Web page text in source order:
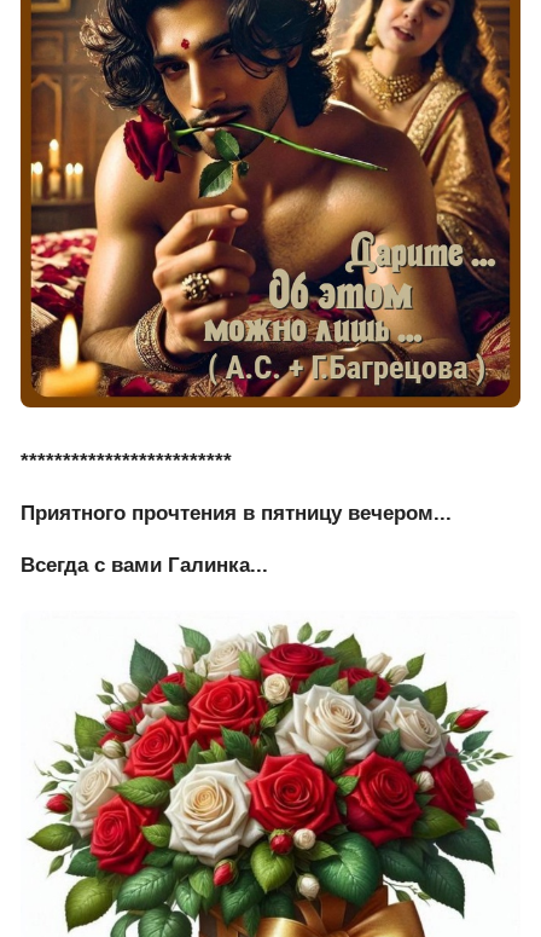
*************************
Приятного прочтения в пятницу вечером...
Всегда с вами Галинка...